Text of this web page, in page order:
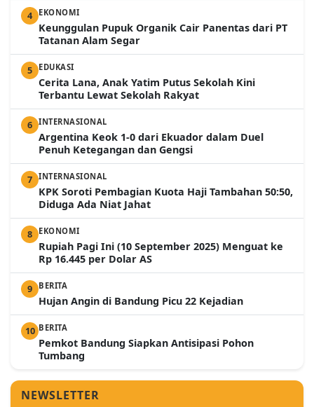
4 EKONOMI
Keunggulan Pupuk Organik Cair Panentas dari PT
Tatanan Alam Segar
5 EDUKASI
Cerita Lana, Anak Yatim Putus Sekolah Kini
Terbantu Lewat Sekolah Rakyat
6 INTERNASIONAL
Argentina Keok 1-0 dari Ekuador dalam Duel
Penuh Ketegangan dan Gengsi
7 INTERNASIONAL
KPK Soroti Pembagian Kuota Haji Tambahan 50:50,
Diduga Ada Niat Jahat
8 EKONOMI
Rupiah Pagi Ini (10 September 2025) Menguat ke
Rp 16.445 per Dolar AS
9 BERITA
Hujan Angin di Bandung Picu 22 Kejadian
10 BERITA
Pemkot Bandung Siapkan Antisipasi Pohon
Tumbang
NEWSLETTER